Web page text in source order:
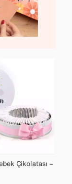
Çikolatası –